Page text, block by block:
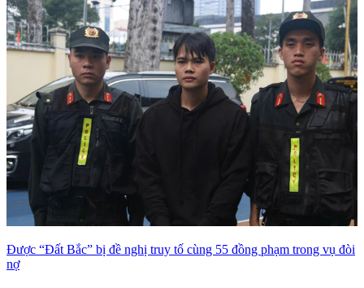
Được “Đất Bắc” bị đề nghị truy tố cùng 55 đồng phạm trong vụ đòi
nợ